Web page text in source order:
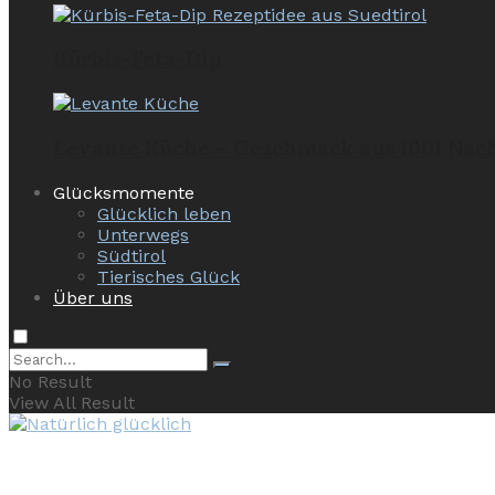
Glücksmomente
Glücklich leben
Unterwegs
Südtirol
Tierisches Glück
Über uns
No Result
View All Result